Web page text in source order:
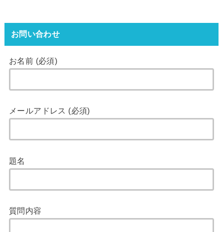
お問い合わせ
お名前 (必須)
メールアドレス (必須)
題名
質問内容